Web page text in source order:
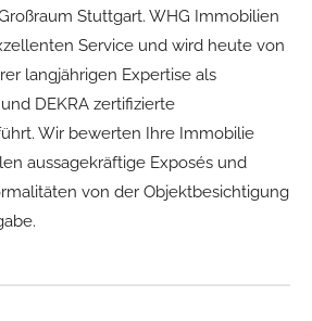
Stuttgart. WHG Immobilien
Service und wird heute von
langjährigen Expertise als
DEKRA zertifizierte
Wir bewerten Ihre Immobilie
aussagekräftige Exposés und
von der Objektbesichtigung